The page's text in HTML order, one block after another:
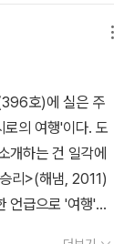
향을 미치느냐는
수요 증가가 가격
가 좀 더 수월해
은 결과 시민들의
휴스턴 같은 친성
의 건물이 공급 부
지역에 지어야 할
시 계획은 변두
계 경제를 조종
재 미국대사라
전쟁 같은 과정
가 담겨 있다.1등
화무쌍한 트렌드
업은 그들에게 무
위해서 기업은 어
영석학들이 지
다른 자리에 적어
어떨까. 대표작
가루 외>(문학
무 같은 경우는
들이 많지만 처음
, 2011)나 <굿바
에 다자이의 작품
어 읽고작가론이
사서는 규장각한
아리, 2011)이
호)에 실은 주
의 여행'이다. 도
개하는 건 일각에
리>(해냄, 2011)
언급으로 '여행'을